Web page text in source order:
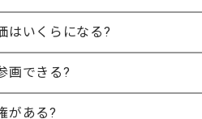
徴
20代活躍中 , 30代活躍
めるスキル
インフラ基盤設計経験(Linux系)
はいくらになる?
画できる?
がある?